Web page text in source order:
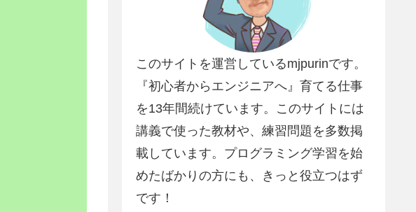
このサイトを運営しているmjpurinです。
『初心者からエンジニアへ』育てる仕事
を13年間続けています。このサイトには
講義で使った教材や、練習問題を多数掲
載しています。プログラミング学習を始
めたばかりの方にも、きっと役立つはず
です！